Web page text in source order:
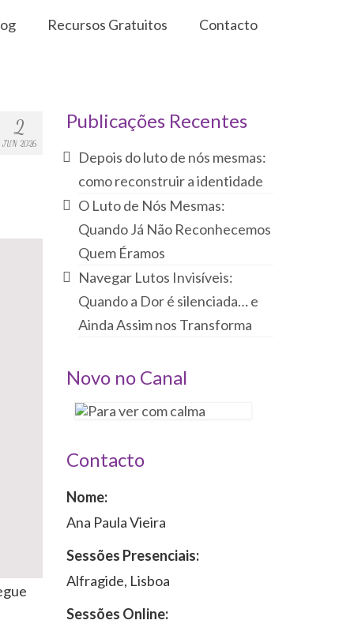
Recursos Gratuitos Contacto
2
JUN 2026
Publicações Recentes
Depois do luto de nós mesmas:
como reconstruir a identidade
O Luto de Nós Mesmas:
Quando Já Não Reconhecemos
Quem Éramos
Navegar Lutos Invisíveis:
Quando a Dor é silenciada… e
Ainda Assim nos Transforma
Novo no Canal
Contacto
Nome:
Ana Paula Vieira
Sessões Presenciais:
Alfragide, Lisboa
Sessões Online: